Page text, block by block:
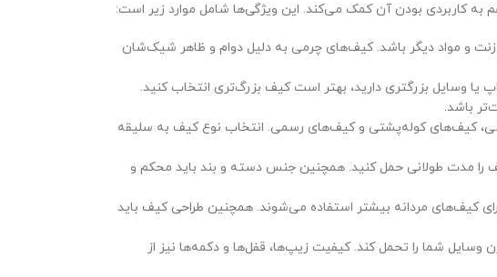
به کاربردی بودن آن کمک می‌کند. این ویژگی‌ها شامل موارد زیر است:
و مواد دیگر باشد. کیف‌های چرمی به دلیل دوام و ظاهر شیک‌شان
یا وسایل بزرگتری دارید، بهتر است کیف بزرگ‌تری انتخاب کنید.
باشد.
کیف‌های کوله‌پشتی و کیف‌های رسمی. انتخاب نوع کیف به سلیقه
را مدت طولانی حمل کنید. همچنین جنس دسته و بند باید محکم و
کیف‌های مردانه بیشتر استفاده می‌شوند. همچنین طراحی کیف باید
شما را تحمل کند. کیفیت زیپ‌ها، قفل‌ها و دکمه‌ها نیز از